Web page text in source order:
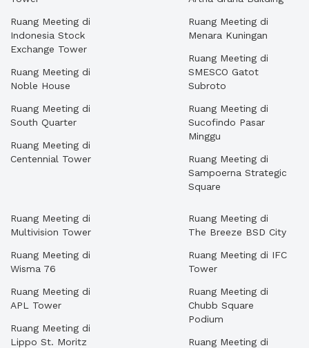
Ruang Meeting di
Indonesia Stock
Exchange Tower
Ruang Meeting di
Noble House
Ruang Meeting di
South Quarter
Ruang Meeting di
Centennial Tower
Ruang Meeting di
Menara Kuningan
Ruang Meeting di
SMESCO Gatot
Subroto
Ruang Meeting di
Sucofindo Pasar
Minggu
Ruang Meeting di
Sampoerna Strategic
Square
Ruang Meeting di
Multivision Tower
Ruang Meeting di
Wisma 76
Ruang Meeting di
APL Tower
Ruang Meeting di
Lippo St. Moritz
Ruang Meeting di
The Breeze BSD City
Ruang Meeting di IFC
Tower
Ruang Meeting di
Chubb Square
Podium
Ruang Meeting di